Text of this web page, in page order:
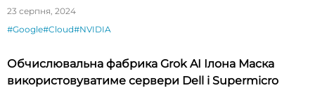
23 серпня, 2024
#Google#Cloud#NVIDIA
Обчислювальна фабрика Grok AI Ілона Маска
використовуватиме сервери Dell і Supermicro